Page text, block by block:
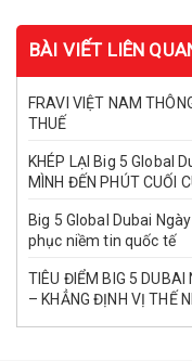
BÀI VIẾT LIÊN
FRAVI VIỆT NAM
THUẾ
KHÉP LẠI Big 5 Global
MÌNH ĐẾN PHÚT CUỐI
Big 5 Global Dubai
phục niềm tin quốc tế
TIÊU ĐIỂM BIG 5 DUBAI
– KHẲNG ĐỊNH VỊ THẾ